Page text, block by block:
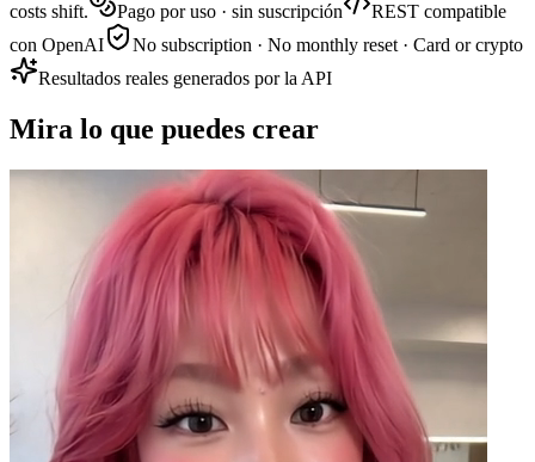
costs shift.
Pago por uso · sin suscripción
REST compatible
con OpenAI
No subscription · No monthly reset · Card or crypto
Resultados reales generados por la API
Mira lo que puedes crear